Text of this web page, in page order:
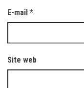
E-mail *
Site web